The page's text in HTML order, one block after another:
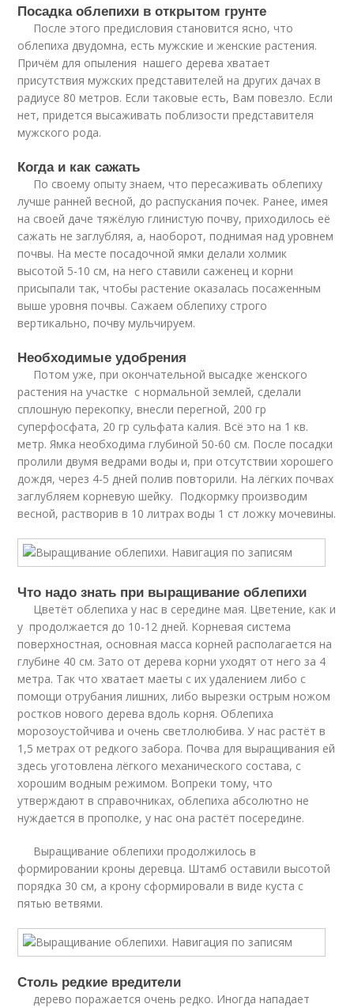
Посадка облепихи в открытом грунте
После этого предисловия становится ясно, что
облепиха двудомна, есть мужские и женские растения.
Причём для опыления нашего дерева хватает
присутствия мужских представителей на других дачах в
радиусе 80 метров. Если таковые есть, Вам повезло. Если
нет, придется высаживать поблизости представителя
мужского рода.
Когда и как сажать
По своему опыту знаем, что пересаживать облепиху
лучше ранней весной, до распускания почек. Ранее, имея
на своей даче тяжёлую глинистую почву, приходилось её
сажать не заглубляя, а, наоборот, поднимая над уровнем
почвы. На месте посадочной ямки делали холмик
высотой 5-10 см, на него ставили саженец и корни
присыпали так, чтобы растение оказалась посаженным
выше уровня почвы. Сажаем облепиху строго
вертикально, почву мульчируем.
Необходимые удобрения
Потом уже, при окончательной высадке женского
растения на участке с нормальной землей, сделали
сплошную перекопку, внесли перегной, 200 гр
суперфосфата, 20 гр сульфата калия. Всё это на 1 кв.
метр. Ямка необходима глубиной 50-60 см. После посадки
пролили двумя ведрами воды и, при отсутствии хорошего
дождя, через 4-5 дней полив повторили. На лёгких почвах
заглубляем корневую шейку. Подкормку производим
весной, растворив в 10 литрах воды 1 ст ложку мочевины.
Что надо знать при выращивание облепихи
Цветёт облепиха у нас в середине мая. Цветение, как и
у продолжается до 10-12 дней. Корневая система
поверхностная, основная масса корней располагается на
глубине 40 см. Зато от дерева корни уходят от него за 4
метра. Так что хватает маеты с их удалением либо с
помощи отрубания лишних, либо вырезки острым ножом
ростков нового дерева вдоль корня. Облепиха
морозоустойчива и очень светлолюбива. У нас растёт в
1,5 метрах от редкого забора. Почва для выращивания ей
здесь уготовлена лёгкого механического состава, с
хорошим водным режимом. Вопреки тому, что
утверждают в справочниках, облепиха абсолютно не
нуждается в прополке, у нас она растёт посередине.
Выращивание облепихи продолжилось в
формировании кроны деревца. Штамб оставили высотой
порядка 30 см, а крону сформировали в виде куста с
пятью ветвями.
Столь редкие вредители
дерево поражается очень редко. Иногда нападает